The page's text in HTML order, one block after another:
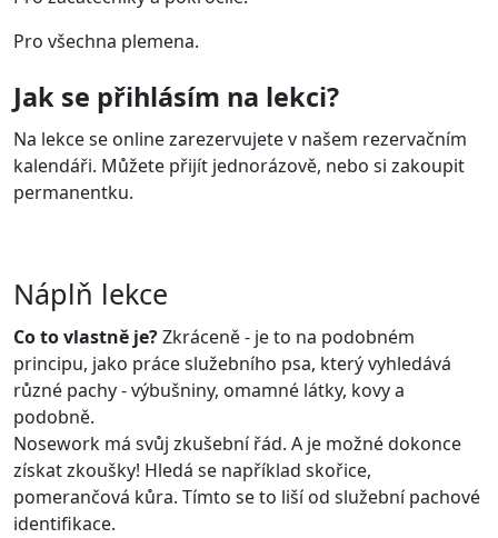
Pro všechna plemena.
Jak se přihlásím na lekci?
Na lekce se online zarezervujete v našem rezervačním
kalendáři. Můžete přijít jednorázově, nebo si zakoupit
permanentku.
Náplň lekce
Co to vlastně je?Zkráceně - je to na podobném
principu, jako práce služebního psa, který vyhledává
různé pachy - výbušniny, omamné látky, kovy a
podobně.
Nosework má svůj zkušební řád. A je možné dokonce
získat zkoušky! Hledá se například skořice,
pomerančová kůra. Tímto se to liší od služební pachové
identifikace.